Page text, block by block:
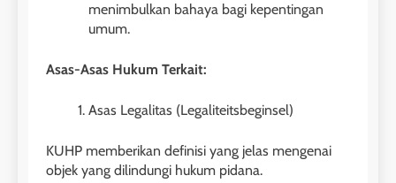
menimbulkan bahaya bagi kepentingan
umum.
Asas-Asas Hukum Terkait:
Asas Legalitas (Legaliteitsbeginsel)
KUHP memberikan definisi yang jelas mengenai
objek yang dilindungi hukum pidana.